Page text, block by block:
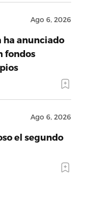
Ago 6, 2026
ha anunciado
fondos
Ago 6, 2026
el segundo